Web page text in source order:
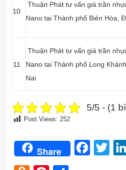
10
Thuận Phát tư vấn giá trần
Nano tại Thành phố Biên Hòa,
11
Thuận Phát tư vấn giá trần
Nano tại Thành phố Long
Nai
5/5 - (1
Post Views: 252
Share